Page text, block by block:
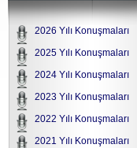
2026 Yılı Konuşmaları
2025 Yılı Konuşmaları
2024 Yılı Konuşmaları
2023 Yılı Konuşmaları
2022 Yılı Konuşmaları
2021 Yılı Konuşmaları